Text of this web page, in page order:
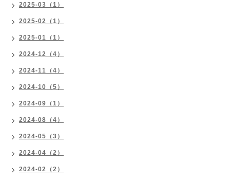
2025-03（1）
2025-02（1）
2025-01（1）
2024-12（4）
2024-11（4）
2024-10（5）
2024-09（1）
2024-08（4）
2024-05（3）
2024-04（2）
2024-02（2）